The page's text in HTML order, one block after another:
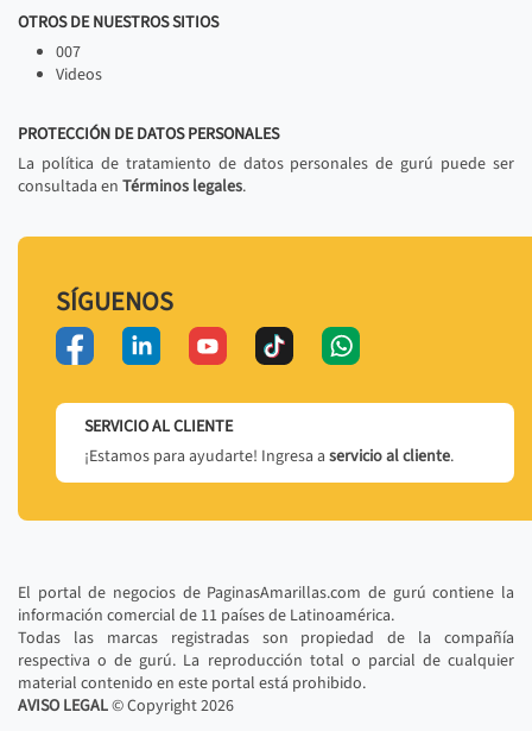
OTROS DE NUESTROS SITIOS
007
Videos
PROTECCIÓN DE DATOS PERSONALES
La política de tratamiento de datos personales de gurú puede ser
consultada en Términos legales.
SÍGUENOS
SERVICIO AL CLIENTE
¡Estamos para ayudarte! Ingresa a servicio al cliente.
El portal de negocios de PaginasAmarillas.com de gurú contiene la
información comercial de 11 países de Latinoamérica.
Todas las marcas registradas son propiedad de la compañía
respectiva o de gurú. La reproducción total o parcial de cualquier
material contenido en este portal está prohibido.
AVISO LEGAL© Copyright2026